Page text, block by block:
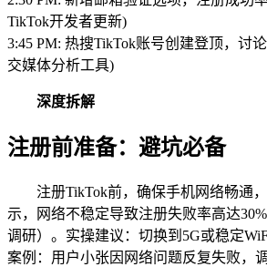
TikTok开发者更新)
3:45 PM: 热搜TikTok账号创建登顶，讨
交媒体分析工具)
深度拆解
注册前准备：避坑必备
注册TikTok前，确保手机网络畅通
示，网络不稳定导致注册失败率高达
调研）。实操建议：切换到5G或稳定
案例：用户小张因网络问题反复失败，